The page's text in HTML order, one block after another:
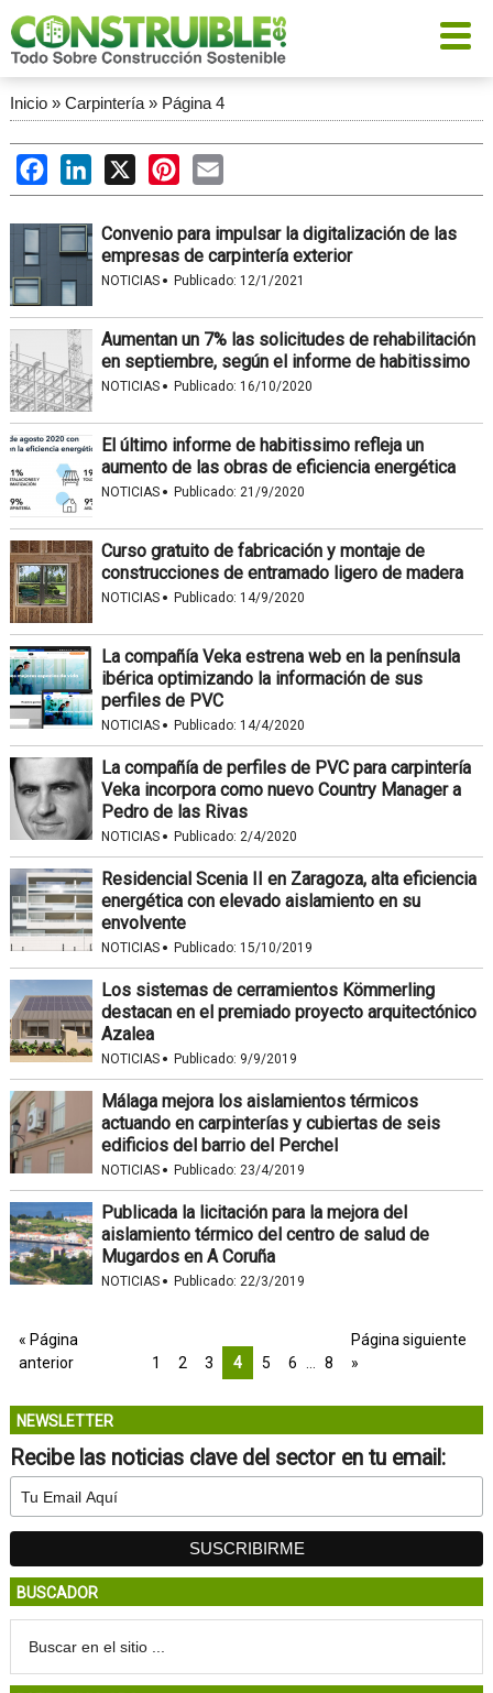
Inicio» Carpintería» Página 4
FacebookLinkedIn
X PinterestEmail
Convenio para impulsar la digitalización de las
empresas de carpintería exterior
NOTICIAS · Publicado: 12/1/2021
Aumentan un 7% las solicitudes de rehabilitación
en septiembre, según el informe de habitissimo
NOTICIAS · Publicado: 16/10/2020
El último informe de habitissimo refleja un
aumento de las obras de eficiencia energética
NOTICIAS · Publicado: 21/9/2020
Curso gratuito de fabricación y montaje de
construcciones de entramado ligero de madera
NOTICIAS · Publicado: 14/9/2020
La compañía Veka estrena web en la península
ibérica optimizando la información de sus
perfiles de PVC
NOTICIAS · Publicado: 14/4/2020
La compañía de perfiles de PVC para carpintería
Veka incorpora como nuevo Country Manager a
Pedro de las Rivas
NOTICIAS · Publicado: 2/4/2020
Residencial Scenia II en Zaragoza, alta eficiencia
energética con elevado aislamiento en su
envolvente
NOTICIAS · Publicado: 15/10/2019
Los sistemas de cerramientos Kömmerling
destacan en el premiado proyecto arquitectónico
Azalea
NOTICIAS · Publicado: 9/9/2019
Málaga mejora los aislamientos térmicos
actuando en carpinterías y cubiertas de seis
edificios del barrio del Perchel
NOTICIAS · Publicado: 23/4/2019
Publicada la licitación para la mejora del
aislamiento térmico del centro de salud de
Mugardos en A Coruña
NOTICIAS · Publicado: 22/3/2019
« Página
anterior
1 2 3 4 5 6 8
Página siguiente
»
NEWSLETTER
Recibe las noticias clave del sector en tu email:
BUSCADOR